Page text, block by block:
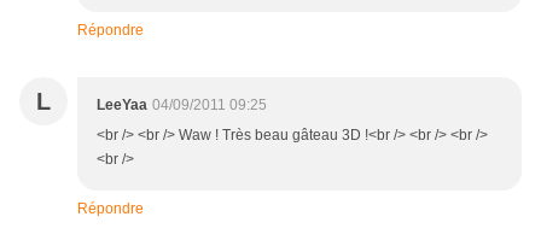
Répondre
L LeeYaa 04/09/2011 09:25
<br /> <br /> Waw ! Très beau gâteau 3D !<br /> <br /> <br />
<br />
Répondre